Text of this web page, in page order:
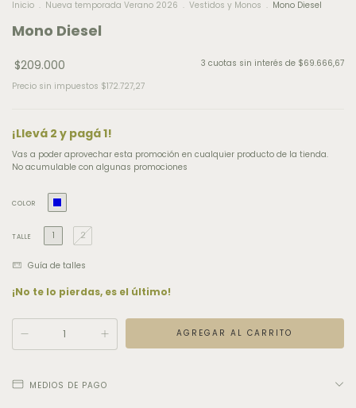
Inicio . Nueva temporada Verano 2026 . Vestidos y Monos . Mono Diesel
Mono Diesel
$209.000 3 cuotas sin interés de $69.666,67
Precio sin impuestos $172.727,27
¡Llevá 2 y pagá 1!
Vas a poder aprovechar esta promoción en cualquier producto de la tienda.
No acumulable con algunas promociones
COLOR
TALLE 1 2
Guía de talles
¡No te lo pierdas, es el último!
MEDIOS DE PAGO